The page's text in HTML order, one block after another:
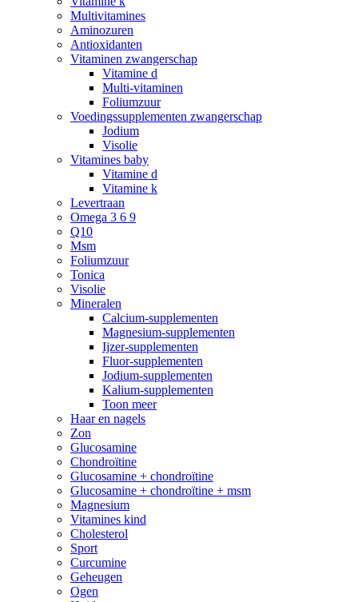
Multivitamines
Aminozuren
Antioxidanten
Vitaminen zwangerschap
Vitamine d
Multi-vitaminen
Foliumzuur
Voedingssupplementen zwangerschap
Jodium
Visolie
Vitamines baby
Vitamine d
Vitamine k
Levertraan
Omega 3 6 9
Q10
Msm
Foliumzuur
Tonica
Visolie
Mineralen
Calcium-supplementen
Magnesium-supplementen
Ijzer-supplementen
Fluor-supplementen
Jodium-supplementen
Kalium-supplementen
Toon meer
Haar en nagels
Zon
Glucosamine
Chondroïtine
Glucosamine + chondroïtine
Glucosamine + chondroïtine + msm
Magnesium
Vitamines kind
Cholesterol
Sport
Curcumine
Geheugen
Ogen